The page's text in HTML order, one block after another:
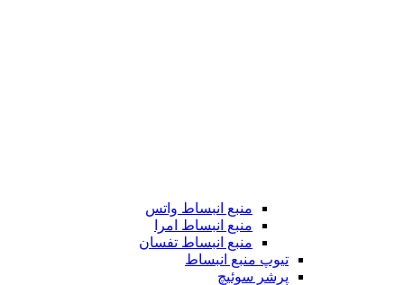
منبع انبساط واتس
منبع انبساط امرا
منبع انبساط تفسان
تیوپ منبع انبساط
پرشر سوئیچ